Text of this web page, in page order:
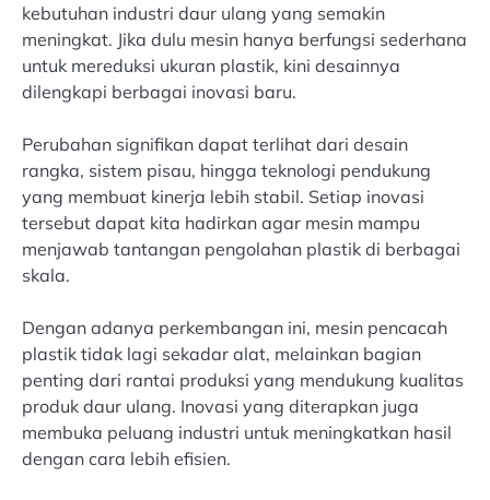
kebutuhan industri daur ulang yang semakin
meningkat. Jika dulu mesin hanya berfungsi sederhana
untuk mereduksi ukuran plastik, kini desainnya
dilengkapi berbagai inovasi baru.
Perubahan signifikan dapat terlihat dari desain
rangka, sistem pisau, hingga teknologi pendukung
yang membuat kinerja lebih stabil. Setiap inovasi
tersebut dapat kita hadirkan agar mesin mampu
menjawab tantangan pengolahan plastik di berbagai
skala.
Dengan adanya perkembangan ini, mesin pencacah
plastik tidak lagi sekadar alat, melainkan bagian
penting dari rantai produksi yang mendukung kualitas
produk daur ulang. Inovasi yang diterapkan juga
membuka peluang industri untuk meningkatkan hasil
dengan cara lebih efisien.